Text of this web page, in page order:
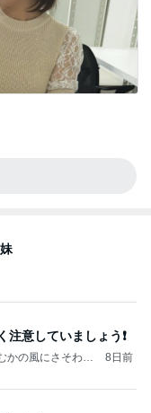
意していましょう❗️
の風にさそわれ
8日前